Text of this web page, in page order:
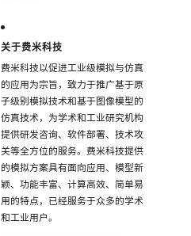
关于费米科技
费米科技以促进工业级模拟与仿真
的应用为宗旨，致力于推广基于原
子级别模拟技术和基于图像模型的
仿真技术，为学术和工业研究机构
提供研发咨询、软件部署、技术攻
关等全方位的服务。费米科技提供
的模拟方案具有面向应用、模型新
颖、功能丰富、计算高效、简单易
用的特点，已经服务于众多的学术
和工业用户。